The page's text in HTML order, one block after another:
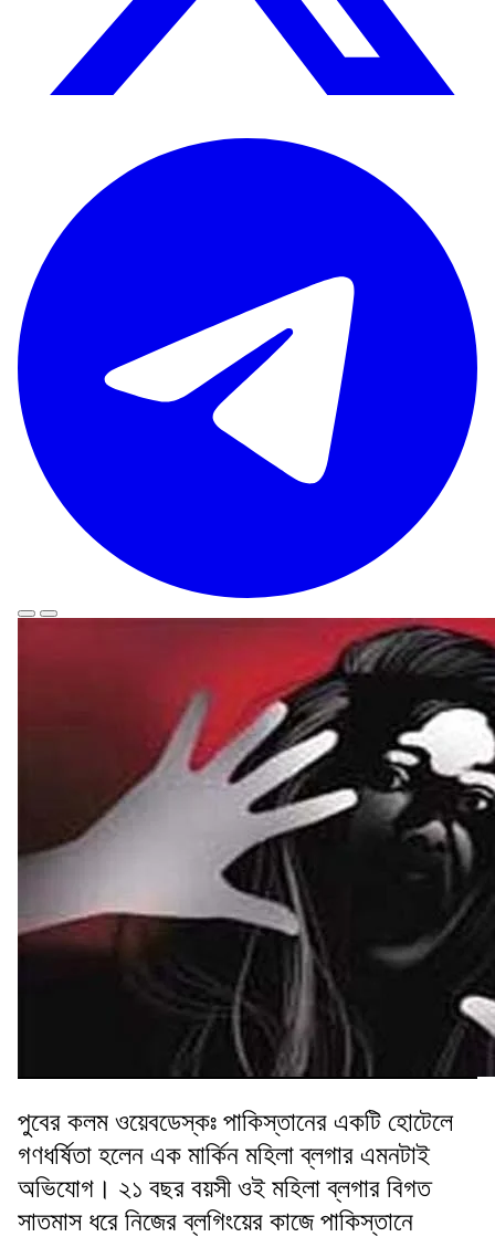
পুবের কলম ওয়েবডেস্কঃ পাকিস্তানের একটি হোটেলে
গণধর্ষিতা হলেন এক মার্কিন মহিলা ব্লগার এমনটাই
অভিযোগ। ২১ বছর বয়সী ওই মহিলা ব্লগার বিগত
সাতমাস ধরে নিজের ব্লগিংয়ের কাজে পাকিস্তানে